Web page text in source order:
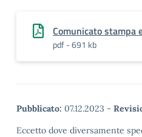
Comunicato stampa
pdf - 691 kb
Pubblicato: 07.12.2023 -
Eccetto dove diversamente